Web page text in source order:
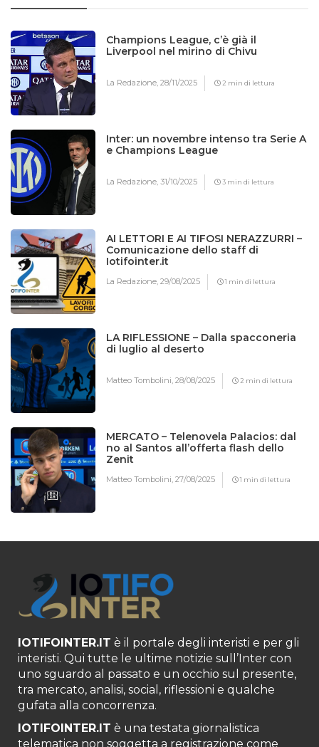
Champions League, c’è già il
Liverpool nel mirino di Chivu
La Redazione,28/11/2025 2 min di lettura
Inter: un novembre intenso tra Serie A
e Champions League
La Redazione,31/10/2025 3 min di lettura
AI LETTORI E AI TIFOSI NERAZZURRI –
Comunicazione dello staff di
Iotifointer.it
La Redazione,29/08/2025 1 min di lettura
LA RIFLESSIONE – Dalla spacconeria
di luglio al deserto
Matteo Tombolini,28/08/2025 2 min di lettura
MERCATO – Telenovela Palacios: dal
no al Santos all’offerta flash dello
Zenit
Matteo Tombolini,27/08/2025 1 min di lettura
IOTIFOINTER.IT è il portale degli interisti e per gli
interisti. Qui tutte le ultime notizie sull’Inter con
uno sguardo al passato e un occhio sul presente,
tra mercato, analisi, social, riflessioni e qualche
gufata alla concorrenza.
IOTIFOINTER.IT è una testata giornalistica
telematica non soggetta a registrazione come